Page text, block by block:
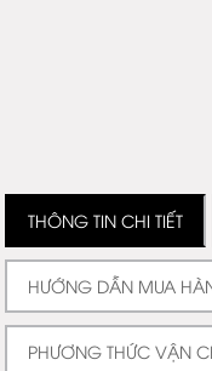
THÔNG TIN CHI TIẾT
HƯỚNG DẪN MUA
PHƯƠNG THỨC VẬN